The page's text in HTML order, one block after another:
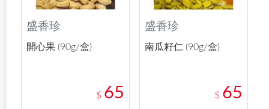
盛香珍
開心果 (90g/盒)
$ 65
盛香珍
南瓜籽仁 (90g/盒)
$ 65